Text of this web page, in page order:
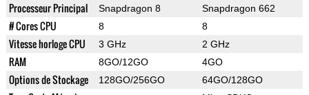
Processeur Principal Snapdragon 8 Snapdragon 662
# Cores CPU 8 8
Vitesse horloge CPU 3 GHz 2 GHz
RAM 8GO/12GO 4GO
Options de Stockage 128GO/256GO 64GO/128GO